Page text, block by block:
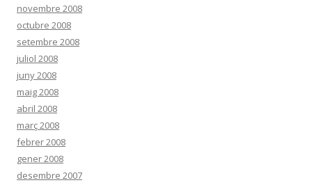
novembre 2008
octubre 2008
setembre 2008
juliol 2008
juny 2008
maig 2008
abril 2008
març 2008
febrer 2008
gener 2008
desembre 2007